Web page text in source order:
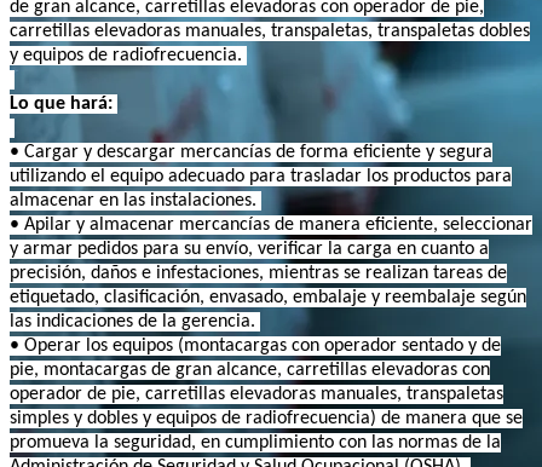
de gran alcance, carretillas elevadoras con operador de pie,
carretillas elevadoras manuales, transpaletas, transpaletas dobles
y equipos de radiofrecuencia.
Lo que hará:
• Cargar y descargar mercancías de forma eficiente y segura
utilizando el equipo adecuado para trasladar los productos para
almacenar en las instalaciones.
• Apilar y almacenar mercancías de manera eficiente, seleccionar
y armar pedidos para su envío, verificar la carga en cuanto a
precisión, daños e infestaciones, mientras se realizan tareas de
etiquetado, clasificación, envasado, embalaje y reembalaje según
las indicaciones de la gerencia.
• Operar los equipos (montacargas con operador sentado y de
pie, montacargas de gran alcance, carretillas elevadoras con
operador de pie, carretillas elevadoras manuales, transpaletas
simples y dobles y equipos de radiofrecuencia) de manera que se
promueva la seguridad, en cumplimiento con las normas de la